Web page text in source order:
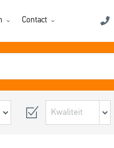
Contact